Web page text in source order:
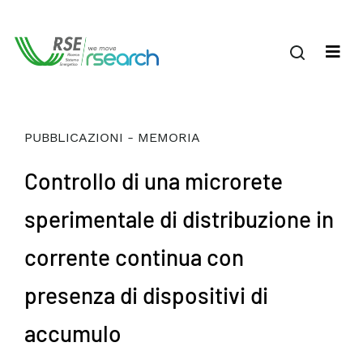
PUBBLICAZIONI - MEMORIA
Controllo di una microrete
sperimentale di distribuzione in
corrente continua con
presenza di dispositivi di
accumulo